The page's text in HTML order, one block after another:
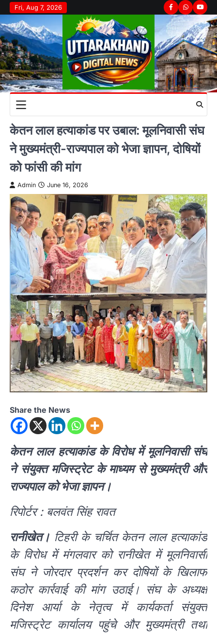
Skip
to
content
Fri, Aug 7, 2026 Facebook
Whatsapp
केतन लाल हत्याकांड पर उबाल: मूलनिवासी संघ
ने मुख्यमंत्री-राज्यपाल को भेजा ज्ञापन, दोषियों
को फांसी की मांग
Admin June 16, 2026
Share the News
केतन लाल हत्याकांड के विरोध में मूलनिवासी संघ
ने संयुक्त मजिस्ट्रेट के माध्यम से मुख्यमंत्री और
राज्यपाल को भेजा ज्ञापन।
रिपोर्टर : बलवंत सिंह रावत
रानीखेत। टिहरी के चर्चित केतन लाल हत्याकांड
के विरोध में मंगलवार को रानीखेत में मूलनिवासी
संघ ने जोरदार प्रदर्शन कर दोषियों के खिलाफ
कठोर कार्रवाई की मांग उठाई। संघ के अध्यक्ष
दिनेश आर्या के नेतृत्व में कार्यकर्ता संयुक्त
मजिस्ट्रेट कार्यालय पहुंचे और मुख्यमंत्री तथा